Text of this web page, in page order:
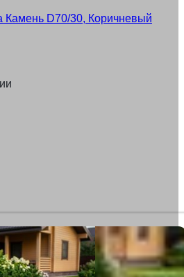
Камень D70/30, Коричневый